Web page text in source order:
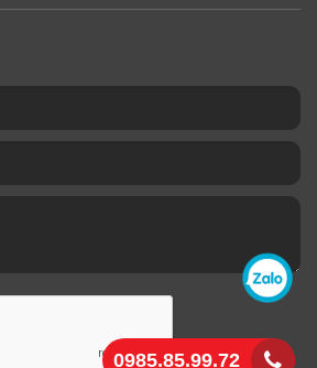
0985.85.99.72